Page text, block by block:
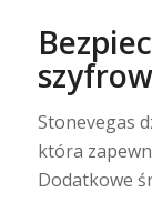
Stonevegas
która
Dodatkowe